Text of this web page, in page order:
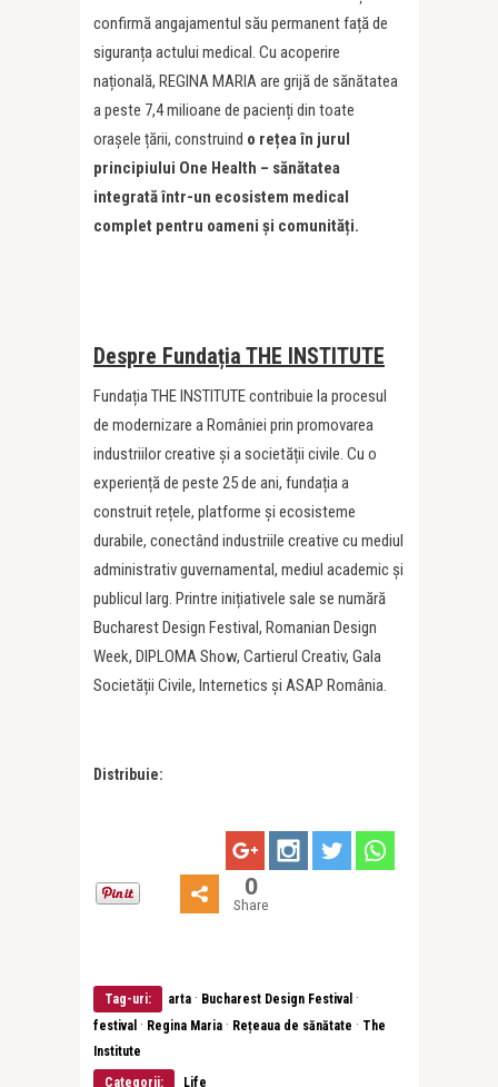
confirmă angajamentul său permanent față de
siguranța actului medical. Cu acoperire
națională, REGINA MARIA are grijă de sănătatea
a peste 7,4 milioane de pacienți din toate
orașele țării, construind o rețea în jurul
principiului One Health – sănătatea
integrată într-un ecosistem medical
complet pentru oameni și comunități.
Despre Fundația THE INSTITUTE
Fundația THE INSTITUTE contribuie la procesul
de modernizare a României prin promovarea
industriilor creative și a societății civile. Cu o
experiență de peste 25 de ani, fundația a
construit rețele, platforme și ecosisteme
durabile, conectând industriile creative cu mediul
administrativ guvernamental, mediul academic și
publicul larg. Printre inițiativele sale se numără
Bucharest Design Festival, Romanian Design
Week, DIPLOMA Show, Cartierul Creativ, Gala
Societății Civile, Internetics și ASAP România.
Distribuie:
0
Share
Tag-uri: arta · Bucharest Design Festival ·
festival · Regina Maria · Rețeaua de sănătate · The
Institute
Categorii:
Life